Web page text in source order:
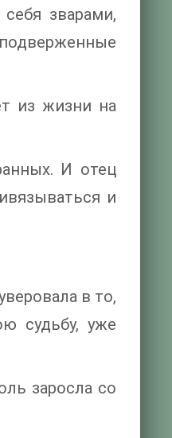
зварами,
из жизни на
И отец
и
в то,
судьбу, уже
заросла со